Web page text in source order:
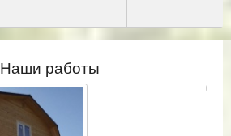
Наши работы